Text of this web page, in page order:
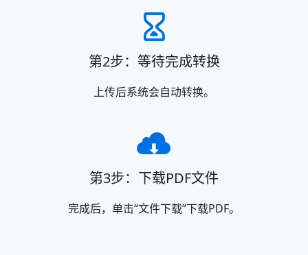
第2步：等待完成转换
上传后系统会自动转换。
第3步：下载PDF文件
完成后，单击“文件下载”下载PDF。